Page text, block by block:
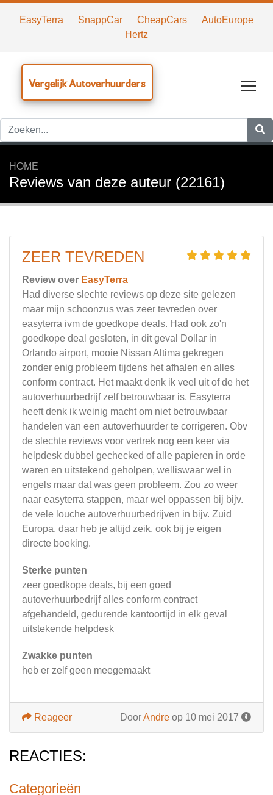
EasyTerra SnappCar CheapCars
AutoEurope
Hertz
Vergelijk Autoverhuurders
HOME
Reviews van deze auteur (22161)
Categorieën
ZEER TEVREDEN
Review over EasyTerra
Had diverse slechte reviews op deze site gelezen
maar mijn schoonzus was zeer tevreden over
easyterra ivm de goedkope deals. Had ook zo'n
goedkope deal gesloten, in dit geval Dollar in
Orlando airport, mooie Nissan Altima gekregen
zonder enig probleem tijdens het afhalen en alles
conform contract. Het maakt denk ik veel uit of de het
autoverhuurbedrijf zelf betrouwbaar is. Easyterra
heeft denk ik weinig macht om niet betrouwbaar
handelen van een autoverhuurder te corrigeren. Obv
de slechte reviews voor vertrek nog een keer via
helpdesk dubbel gechecked of alle papieren in orde
waren en uitstekend geholpen, welliswaar wel in
engels maar dat was geen probleem. Zou zo weer
naar easyterra stappen, maar wel oppassen bij bijv.
de vele louche autoverhuurbedrijven in bijv. Zuid
Europa, daar heb je altijd zeik, ook bij je eigen
directe boeking.
Sterke punten
zeer goedkope deals, bij een goed
autoverhuurbedrijf alles conform contract
afgehandeld, gedurende kantoortijd in elk geval
uitstekende helpdesk
Zwakke punten
heb er zelf geen meegemaakt
DoorAndre op 10 mei 2017
Reageer
REACTIES: